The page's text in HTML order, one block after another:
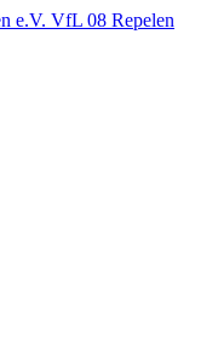
VfL 08 Repelen